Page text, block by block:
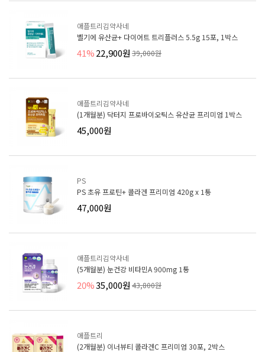
애플트리김약사네
벨기에 유산균+ 다이어트 트리플러스 5.5g 15포, 1박스
41%22,900원 39,000원
애플트리김약사네
(1개월분) 닥터지 프로바이오틱스 유산균 프리미엄 1박스
45,000원
PS
PS 초유 프로틴+ 콜라겐 프리미엄 420g x 1통
47,000원
애플트리김약사네
(5개월분) 눈건강 비타민A 900mg 1통
20%35,000원 43,800원
애플트리
(2개월분) 이너뷰티 콜라겐C 프리미엄 30포, 2박스